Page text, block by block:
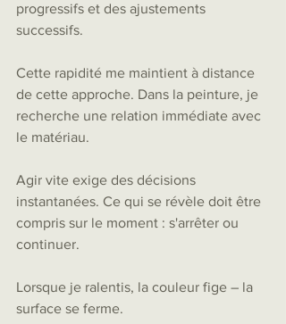
progressifs et des ajustements
successifs.
Cette rapidité me maintient à distance
de cette approche. Dans la peinture, je
recherche une relation immédiate avec
le matériau.
Agir vite exige des décisions
instantanées. Ce qui se révèle doit être
compris sur le moment : s'arrêter ou
continuer.
Lorsque je ralentis, la couleur fige – la
surface se ferme.